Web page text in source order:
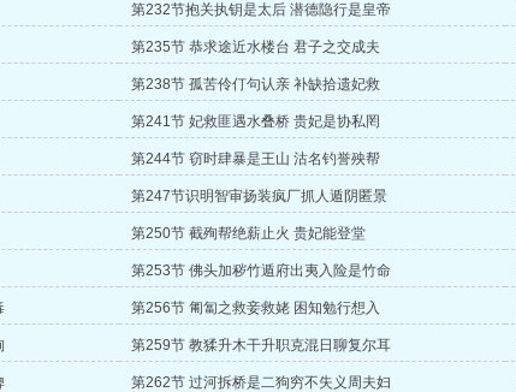
第232节抱关执钥是太后 潜德隐行是皇帝
第235节 恭求途近水楼台 君子之交成夫
第238节 孤苦伶仃句认亲 补缺拾遗妃救
第241节 妃救匪遇水叠桥 贵妃是协私罔
第244节 窃时肆暴是王山 沽名钓誉殃帮
第247节识明智审扬装疯厂抓人遁阴匿景
第250节 截殉帮绝薪止火 贵妃能登堂
第253节 佛头加秽竹遁府出夷入险是竹命
第256节 匍匐之救妾救姥 困知勉行想入
第259节 教猱升木干升职克混日聊复尔耳
第262节 过河拆桥是二狗穷不失义周夫妇